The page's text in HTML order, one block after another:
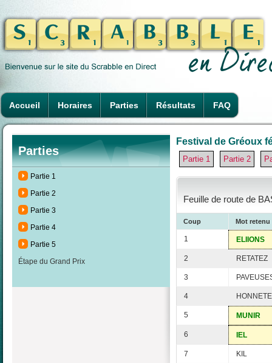
Accueil Horaires Parties Résultats FAQ
Parties
Partie 1
Partie 2
Partie 3
Partie 4
Partie 5
Étape du Grand Prix
Festival de Gréoux
Partie 1 Partie 2
Feuille de route de
Coup Mot retenu
1 ELIIONS
2 RETATEZ
3
4
5 MUNIR
6 IEL
7 KIL